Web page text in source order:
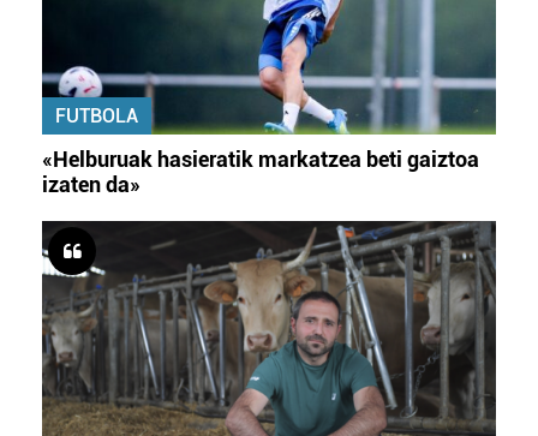
FUTBOLA
«Helburuak hasieratik markatzea beti gaiztoa
izaten da»